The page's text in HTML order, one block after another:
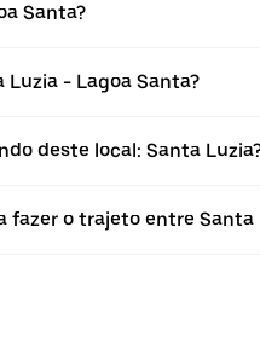
Santa?
- Lagoa Santa?
deste local: Santa
fazer o trajeto entre Santa